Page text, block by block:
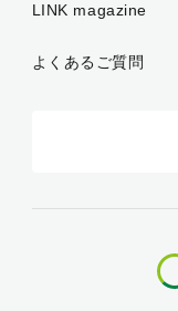
LINK magazine
よくあるご質問